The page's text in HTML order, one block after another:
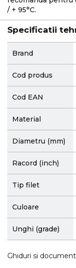
/ + 95°C.
Specificatii
Brand
Cod produs
Cod EAN
Material
Diametru (mm)
Racord (inch)
Tip filet
Culoare
Unghi (grade)
Ghiduri si